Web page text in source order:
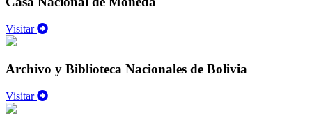
Visitar
Archivo y Biblioteca Nacionales de Bolivia
Visitar